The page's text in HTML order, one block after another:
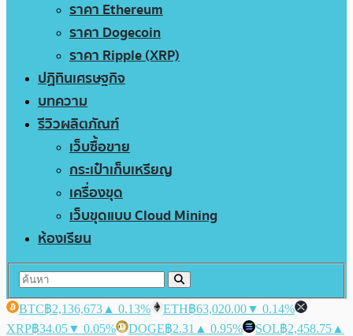
ราคา Ethereum
ราคา Dogecoin
ราคา Ripple (XRP)
ปฏิทินเศรษฐกิจ
บทความ
รีวิวผลิตภัณฑ์
เว็บซื้อขาย
กระเป๋าเก็บเหรียญ
เครื่องขุด
เว็บขุดแบบ Cloud Mining
ห้องเรียน
BTC฿2,136,673 ▲ 0.13% ETH฿63,020.00▼ 0.14%
XRP฿34.05▼ 0.05% DOGE฿2.31 ▲ 0.95% SOL฿2,458.75 ▲